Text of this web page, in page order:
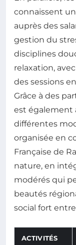
connaissent
auprès des
gestion du
disciplines
relaxation,
des sessions
Grâce à des
est également
différentes
organisée en
Française de
nature, en
modérés qui
beautés
social fort
ACTIVITÉS